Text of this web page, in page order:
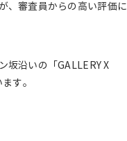
、審査員からの高い評価に
坂沿いの「GALLERY X
す。